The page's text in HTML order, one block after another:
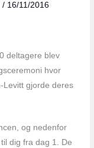
/ 16/11/2016
deltagere blev
hvor
Levitt gjorde deres
og nedenfor
dig fra dag 1. De